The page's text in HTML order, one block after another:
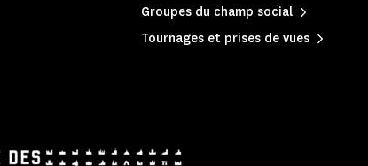
Groupes du champ social
Tournages et prises de vues